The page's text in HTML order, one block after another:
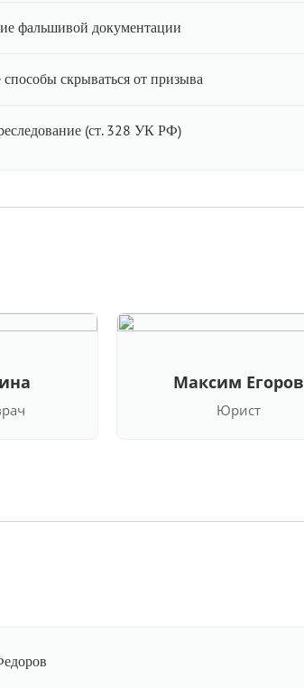
фальшивой документации
скрываться от призыва
(ст. 328 УК РФ)
Максим Егоров
Юрист